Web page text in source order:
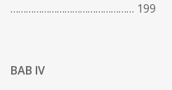
………………………………………… 199
BAB IV